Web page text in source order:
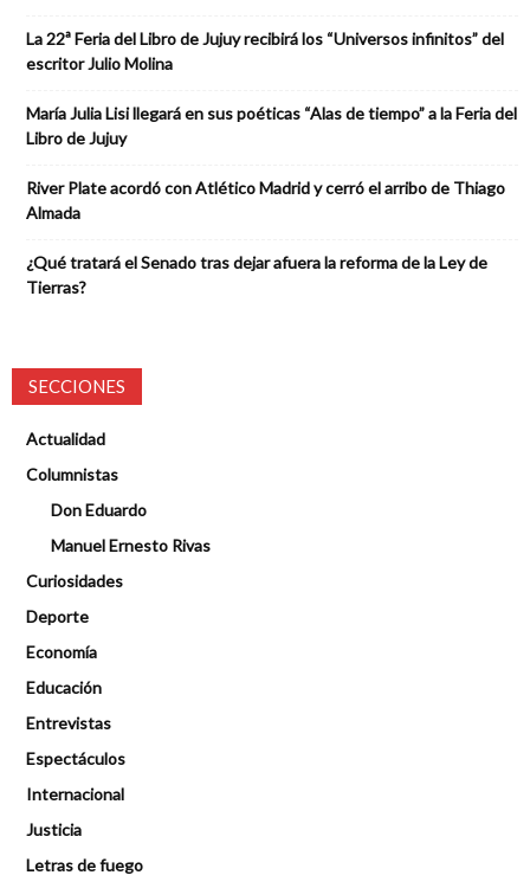
La 22ª Feria del Libro de Jujuy recibirá los “Universos infinitos” del
escritor Julio Molina
María Julia Lisi llegará en sus poéticas “Alas de tiempo” a la Feria del
Libro de Jujuy
River Plate acordó con Atlético Madrid y cerró el arribo de Thiago
Almada
¿Qué tratará el Senado tras dejar afuera la reforma de la Ley de
Tierras?
SECCIONES
Actualidad
Columnistas
Don Eduardo
Manuel Ernesto Rivas
Curiosidades
Deporte
Economía
Educación
Entrevistas
Espectáculos
Internacional
Justicia
Letras de fuego